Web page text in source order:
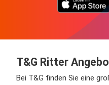
T&G Ritter
Bei T&G finden Sie eine